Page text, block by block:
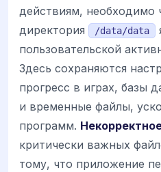
действиям, необходимо
директория
/data/data
пользовательской
Здесь сохраняются
прогресс в играх, базы
и временные файлы,
программ.
критически важных
тому, что приложение